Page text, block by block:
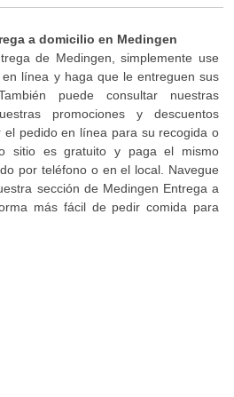
a domicilio en Medingen
de Medingen, simplemente use
línea y haga que le entreguen sus
puede consultar nuestras
promociones y descuentos
el pedido en línea para su recogida o
sitio es gratuito y paga el mismo
por teléfono o en el local. Navegue
sección de Medingen Entrega a
más fácil de pedir comida para